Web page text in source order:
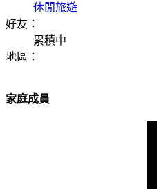
休閒旅遊
好友：
累積中
地區：
家庭成員